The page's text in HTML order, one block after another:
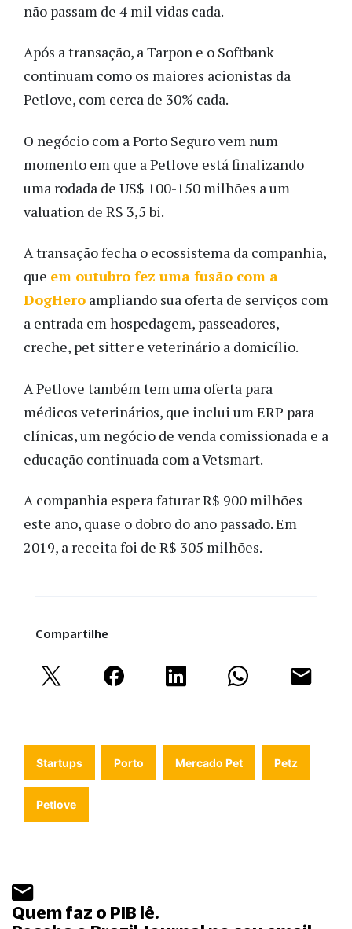
não passam de 4 mil vidas cada.
Após a transação, a Tarpon e o Softbank
continuam como os maiores acionistas da
Petlove, com cerca de 30% cada.
O negócio com a Porto Seguro vem num
momento em que a Petlove está finalizando
uma rodada de US$ 100-150 milhões a um
valuation de R$ 3,5 bi.
A transação fecha o ecossistema da companhia,
que em outubro fez uma fusão com a
DogHero ampliando sua oferta de serviços com
a entrada em hospedagem, passeadores,
creche, pet sitter e veterinário a domicílio.
A Petlove também tem uma oferta para
médicos veterinários, que inclui um ERP para
clínicas, um negócio de venda comissionada e a
educação continuada com a Vetsmart.
A companhia espera faturar R$ 900 milhões
este ano, quase o dobro do ano passado. Em
2019, a receita foi de R$ 305 milhões.
Compartilhe
Startups Porto Mercado Pet Petz
Petlove
Quem faz o PIB lê.